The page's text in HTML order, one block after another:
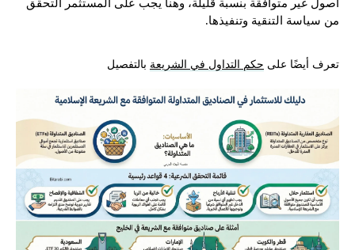
أصول غير متوافقة بنسبة قليلة، وهنا يجب على المستثمر التحقق
من سياسة التنقية وتنفيذها.
تعرف أيضًا على حكم التداول في الشريعة بالتفصيل